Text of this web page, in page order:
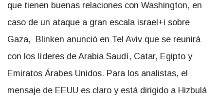
que tienen buenas relaciones con Washington, en
caso de un ataque a gran escala israel+i sobre
Gaza, Blinken anunció en Tel Aviv que se reunirá
con los líderes de Arabia Saudí, Catar, Egipto y
Emiratos Árabes Unidos. Para los analistas, el
mensaje de EEUU es claro y está dirigido a Hizbulá